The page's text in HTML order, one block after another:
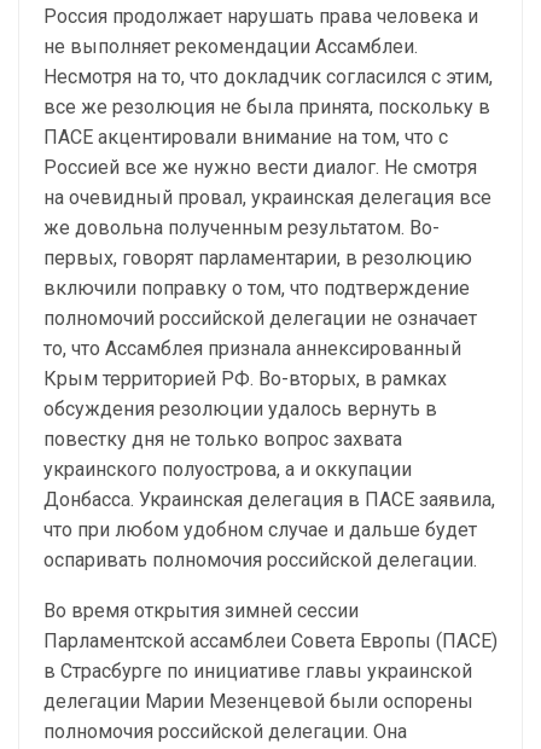
Россия продолжает нарушать права человека и
не выполняет рекомендации Ассамблеи.
Несмотря на то, что докладчик согласился с этим,
все же резолюция не была принята, поскольку в
ПАСЕ акцентировали внимание на том, что с
Россией все же нужно вести диалог. Не смотря
на очевидный провал, украинская делегация все
же довольна полученным результатом. Во-
первых, говорят парламентарии, в резолюцию
включили поправку о том, что подтверждение
полномочий российской делегации не означает
то, что Ассамблея признала аннексированный
Крым территорией РФ. Во-вторых, в рамках
обсуждения резолюции удалось вернуть в
повестку дня не только вопрос захвата
украинского полуострова, а и оккупации
Донбасса. Украинская делегация в ПАСЕ заявила,
что при любом удобном случае и дальше будет
оспаривать полномочия российской делегации.
Во время открытия зимней сессии
Парламентской ассамблеи Совета Европы (ПАСЕ)
в Страсбурге по инициативе главы украинской
делегации Марии Мезенцевой были оспорены
полномочия российской делегации. Она